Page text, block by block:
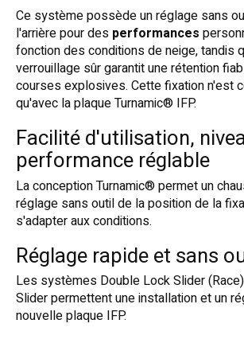
Ce système possède un réglage sans
l'arrière pour des performances
fonction des conditions de neige, tandis
verrouillage sûr garantit une rétention
courses explosives. Cette fixation n'est
qu'avec la plaque Turnamic® IFP.
Facilité d'utilisation,
performance réglable
La conception Turnamic® permet un
réglage sans outil de la position de la
s'adapter aux conditions.
Réglage rapide et sans
Les systèmes Double Lock Slider
Slider permettent une installation et un
nouvelle plaque IFP.